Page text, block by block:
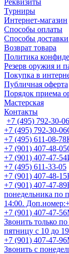
Реквизиты
Турниры
Интернет-магазин
Способы оплаты
Способы доставки
Возврат товара
Политика
Резерв оружия и
Покупка в
Публичная оферта
Порядок приема
Мастерская
Контакты
+7 (495) 792-30-06
+7 (495) 792-30-06
+7 (495) 611-08-78
+7 (901) 407-48-05
+7 (901) 407-47-54
+7 (495) 611-33-05
+7 (901) 407-48-15
+7 (901) 407-47-89
понедельника по
14:00.
+7 (901) 407-47-56
Звонить только
пятницу с 10 до
+7 (901) 407-47-96
Звонить с